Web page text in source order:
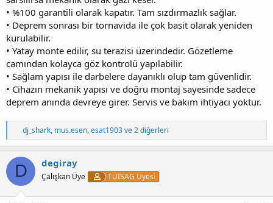
• %100 garantili olarak kapatır. Tam sızdırmazlık sağlar.
• Deprem sonrası bir tornavida ile çok basit olarak yeniden
kurulabilir.
• Yatay monte edilir, su terazisi üzerindedir. Gözetleme
camından kolayca göz kontrolü yapılabilir.
• Sağlam yapısı ile darbelere dayanıklı olup tam güvenlidir.
• Cihazın mekanik yapısı ve doğru montaj sayesinde sadece
deprem anında devreye girer. Servis ve bakım ihtiyacı yoktur.
T
e
p
k
i
l
e
r
dj_shark, mus.esen,esat1903ve 2 diğerleri
D degiray
Çalışkan Üye TÜİSAG Üyesi